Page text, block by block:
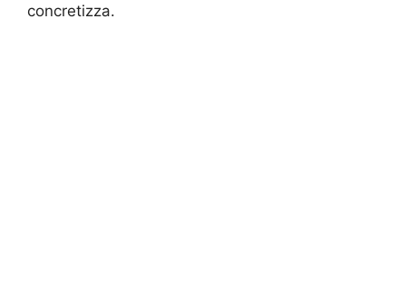
concretizza.